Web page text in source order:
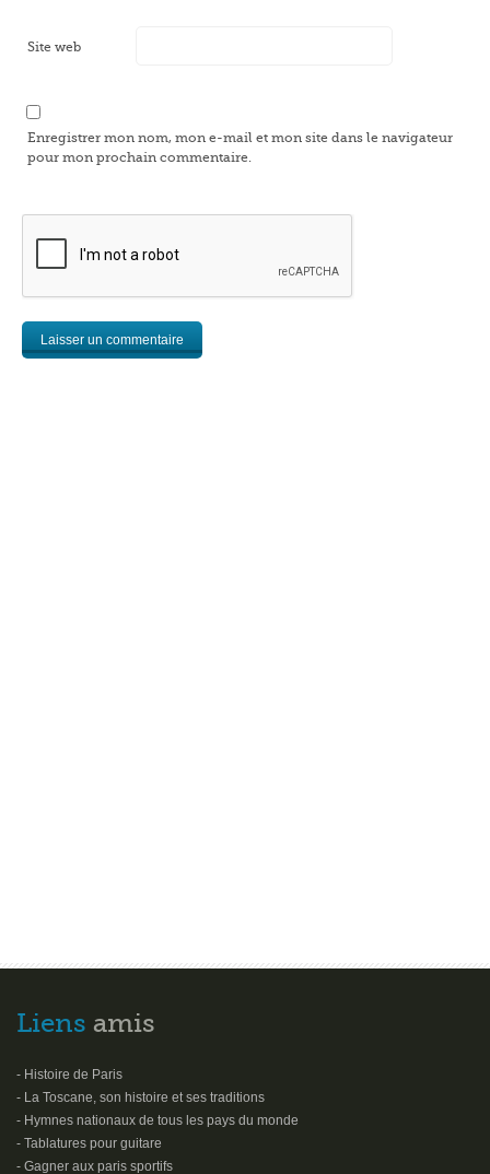
Site web
Enregistrer mon nom, mon e-mail et mon site dans le navigateur
pour mon prochain commentaire.
Liens amis
- Histoire de Paris
- La Toscane, son histoire et ses traditions
- Hymnes nationaux de tous les pays du monde
- Tablatures pour guitare
- Gagner aux paris sportifs